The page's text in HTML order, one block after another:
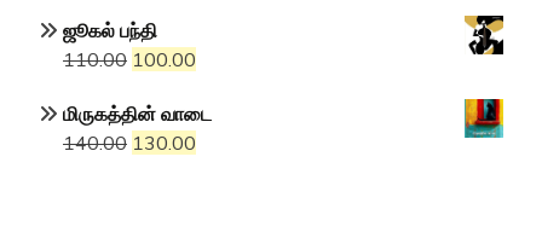
was:
₹120.00.
ஜூகல் பந்தி
110.00 Original
was:
₹110.00.
100.00
is:
மிருகத்தின் வாடை
140.00 Original
130.00